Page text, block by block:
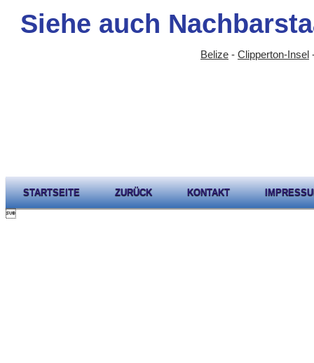
Siehe auch
Belize - Clipperton-Insel
STARTSEITE ZURÜCK KONTAKT
